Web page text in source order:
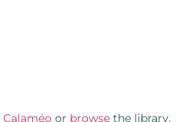
Calaméo or browse the library.